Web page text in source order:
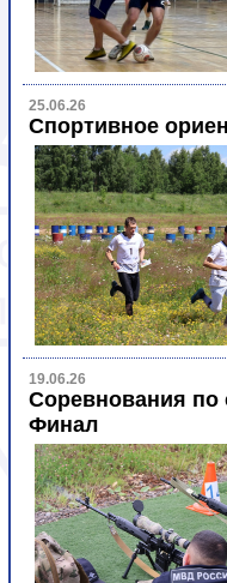
25.06.26
Спортивное
19.06.26
Соревнования по
Финал